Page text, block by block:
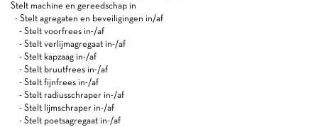
Stelt machine en gereedschap in
- Stelt agregaten en beveiligingen in/af
- Stelt voorfrees in-/af
- Stelt verlijmagregaat in-/af
- Stelt kapzaag in-/af
- Stelt bruutfrees in-/af
- Stelt fijnfrees in-/af
- Stelt radiusschraper in-/af
- Stelt lijmschraper in-/af
- Stelt poetsagregaat in-/af